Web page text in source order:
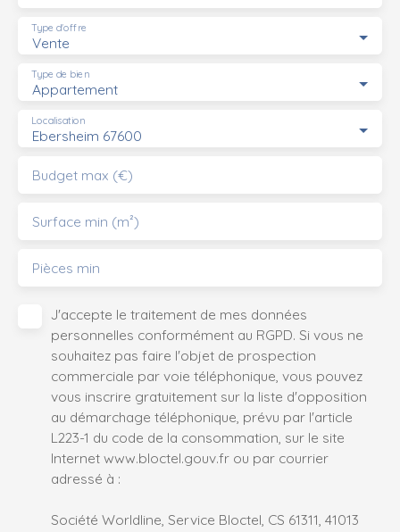
Vente
Type d'offre
Appartement
Type de bien
Ebersheim 67600
Localisation
Budget max (€)
Surface min (m²)
Pièces min
J'accepte le traitement de mes données
personnelles conformément au RGPD. Si vous ne
souhaitez pas faire l'objet de prospection
commerciale par voie téléphonique, vous pouvez
vous inscrire gratuitement sur la liste d'opposition
au démarchage téléphonique, prévu par l'article
L223-1 du code de la consommation, sur le site
Internet www.bloctel.gouv.fr ou par courrier
adressé à :
Société Worldline, Service Bloctel, CS 61311, 41013